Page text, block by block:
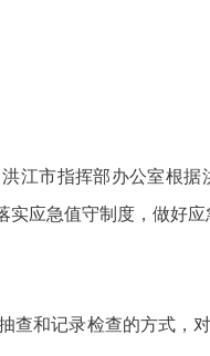
江市指挥部办公室根
应急值守制度，做好
查和记录检查的方式